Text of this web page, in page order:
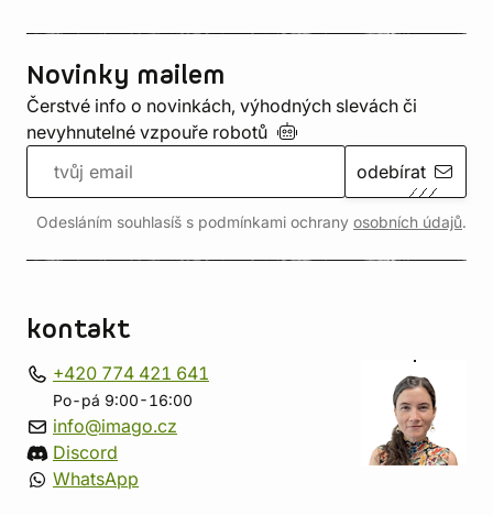
Novinky mailem
Čerstvé info o novinkách, výhodných slevách či
nevyhnutelné vzpouře robotů
odebírat
Odesláním souhlasíš s podmínkami ochrany osobních údajů.
kontakt
+420 774 421 641
Po-pá 9:00-16:00
info@imago.cz
Discord
WhatsApp